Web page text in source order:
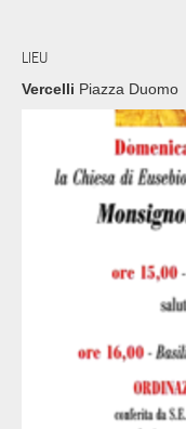
LIEU
Vercelli Piazza Duomo